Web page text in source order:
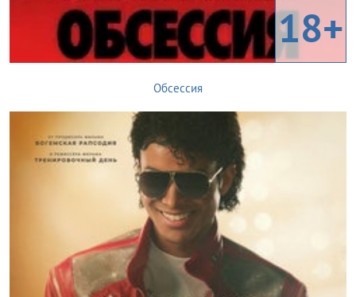
18+
Обсессия